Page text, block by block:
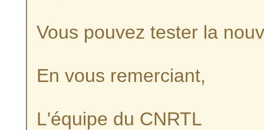
Vous pouvez tester la
En vous remerciant,
L'équipe du CNRTL